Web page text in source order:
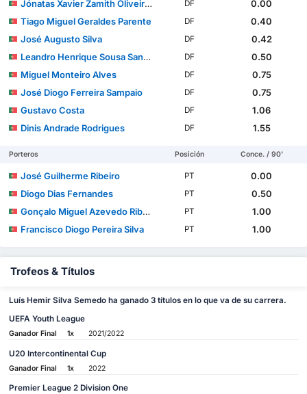
Jónatas Xavier Zamith Oliveira Noro
DF
0.00
Tiago Miguel Geraldes Parente
DF
0.40
José Augusto Silva
DF
0.42
Leandro Henrique Sousa Santos
DF
0.50
Miguel Monteiro Alves
DF
0.75
José Diogo Ferreira Sampaio
DF
0.75
Gustavo Costa
DF
1.06
Dinis Andrade Rodrigues
DF 1.55
Porteros Posición Conce. / 90'
José Guilherme Ribeiro PT
0.00
Diogo Dias Fernandes
PT
0.50
Gonçalo Miguel Azevedo Ribeiro
PT
1.00
Francisco Diogo Pereira Silva
PT 1.00
Trofeos & Títulos
Luís Hemir Silva Semedo ha ganado 3 títulos en lo que va de su carrera.
UEFA Youth League
Ganador Final 1x 2021/2022
U20 Intercontinental Cup
Ganador Final 1x 2022
Premier League 2 Division One